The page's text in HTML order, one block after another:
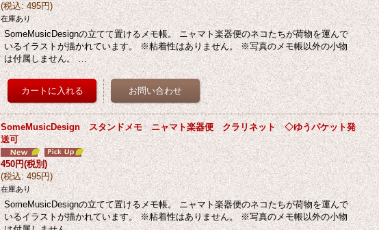
(税込: 495円)
在庫あり
SomeMusicDesignの立てて置けるメモ帳。 ニャマト楽器便のネコたちが荷物を運んで
いるイラストが描かれています。 ※粘着性はありません。 ※写真のメモ帳以外の小物
は付属しません。 …
SomeMusicDesign スタンドメモ ニャマト楽器便 クラリネット ◇ゆうパケット発
送可
450円(税別)
(税込: 495円)
在庫あり
SomeMusicDesignの立てて置けるメモ帳。 ニャマト楽器便のネコたちが荷物を運んで
いるイラストが描かれています。 ※粘着性はありません。 ※写真のメモ帳以外の小物